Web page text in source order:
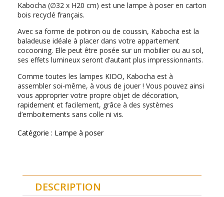
Kabocha (∅32 x H20 cm) est une lampe à poser en carton
bois recyclé français.
Avec sa forme de potiron ou de coussin, Kabocha est la
baladeuse idéale à placer dans votre appartement
cocooning. Elle peut être posée sur un mobilier ou au sol,
ses effets lumineux seront d’autant plus impressionnants.
Comme toutes les lampes KIDO, Kabocha est à
assembler soi-même, à vous de jouer ! Vous pouvez ainsi
vous approprier votre propre objet de décoration,
rapidement et facilement, grâce à des systèmes
d’emboitements sans colle ni vis.
Catégorie : Lampe à poser
DESCRIPTION